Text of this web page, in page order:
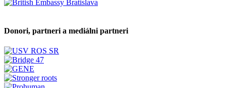
Donori, partneri a mediálni partneri